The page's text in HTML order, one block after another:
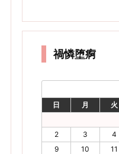
禍憐堕痾
日
月 火
2
3 4
9
10 11